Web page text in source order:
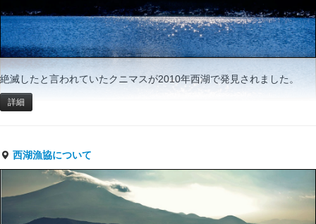
絶滅したと言われていたクニマスが2010年西湖で発見されました。
詳細
西湖漁協について